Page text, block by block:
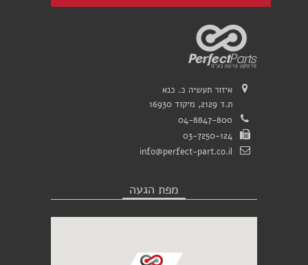
איזור תעשיה כ. כנא
ת.ד 2129, מיקוד 16930
04-8847-800
03-7250-124
info@perfect-part.co.il
מפת הגעה